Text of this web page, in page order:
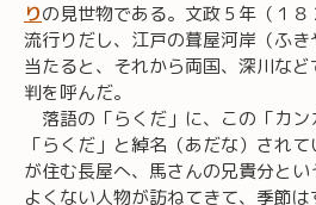
りの見世物である。文政５年（１
流行りだし、江戸の葺屋河岸（ふ
当たると、それから両国、深川な
判を呼んだ。
落語の「らくだ」に、この「カン
「らくだ」と綽名（あだな）され
が住む長屋へ、馬さんの兄貴分と
よくない人物が訪ねてきて、季節